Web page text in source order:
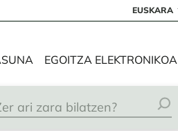
EUSKARA
EGOITZA ELEKTRONIKOA